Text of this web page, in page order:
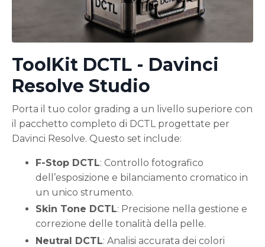
ToolKit DCTL - Davinci
Resolve Studio
Porta il tuo color grading a un livello superiore con
il pacchetto completo di DCTL progettate per
Davinci Resolve. Questo set include:
F-Stop DCTL: Controllo fotografico
dell’esposizione e bilanciamento cromatico in
un unico strumento.
Skin Tone DCTL: Precisione nella gestione e
correzione delle tonalità della pelle.
Neutral DCTL: Analisi accurata dei colori